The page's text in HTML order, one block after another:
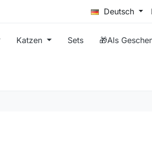
Deutsch
Katzen Sets 🎁Als